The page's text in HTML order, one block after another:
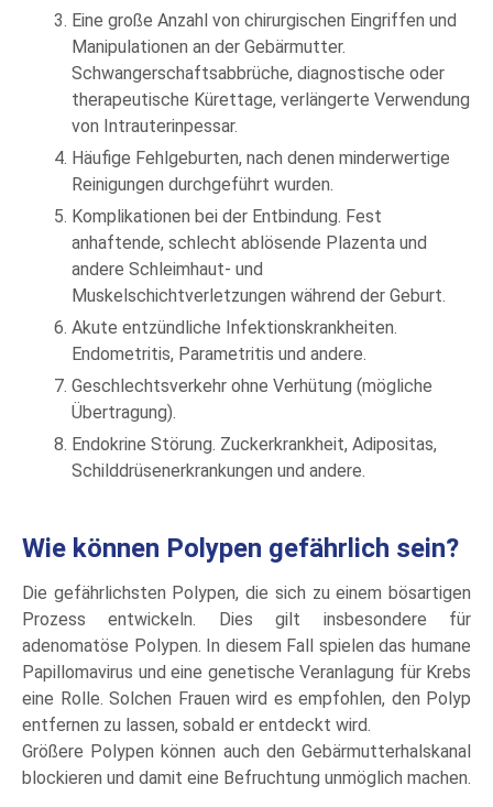
Eine große Anzahl von chirurgischen Eingriffen und
Manipulationen an der Gebärmutter.
Schwangerschaftsabbrüche, diagnostische oder
therapeutische Kürettage, verlängerte Verwendung
von Intrauterinpessar.
Häufige Fehlgeburten, nach denen minderwertige
Reinigungen durchgeführt wurden.
Komplikationen bei der Entbindung. Fest
anhaftende, schlecht ablösende Plazenta und
andere Schleimhaut- und
Muskelschichtverletzungen während der Geburt.
Akute entzündliche Infektionskrankheiten.
Endometritis, Parametritis und andere.
Geschlechtsverkehr ohne Verhütung (mögliche
Übertragung).
Endokrine Störung. Zuckerkrankheit, Adipositas,
Schilddrüsenerkrankungen und andere.
Wie können Polypen gefährlich sein?
Die gefährlichsten Polypen, die sich zu einem bösartigen
Prozess entwickeln. Dies gilt insbesondere für
adenomatöse Polypen. In diesem Fall spielen das humane
Papillomavirus und eine genetische Veranlagung für Krebs
eine Rolle. Solchen Frauen wird es empfohlen, den Polyp
entfernen zu lassen, sobald er entdeckt wird.
Größere Polypen können auch den Gebärmutterhalskanal
blockieren und damit eine Befruchtung unmöglich machen.